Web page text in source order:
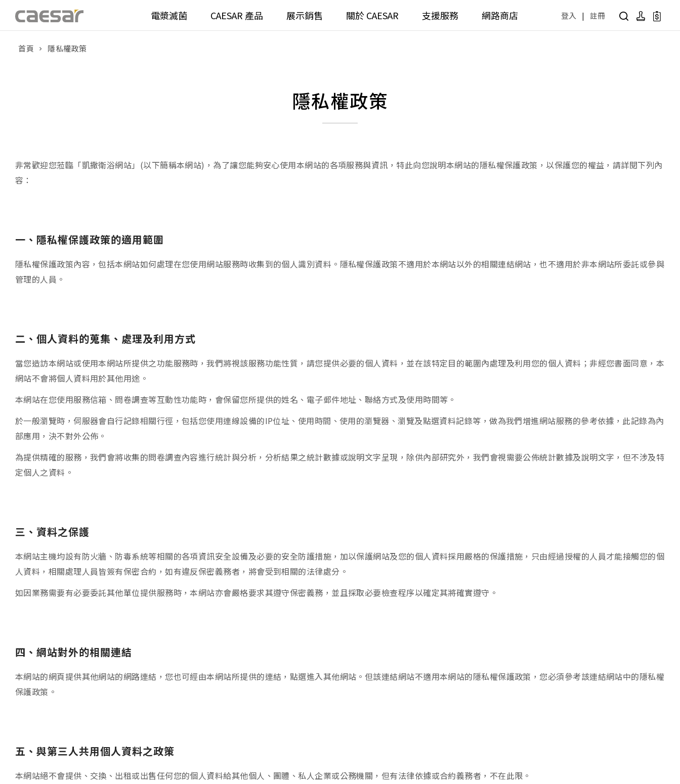
電漿滅菌 CAESAR 產品
⼿持蓮蓬頭
浴缸
展示銷售 關於 CAESAR 支援服務 網路商店 登入 | 註冊
首頁 隱私權政策
隱私權政策
非常歡迎您蒞臨「凱撒衛浴網站」(以下簡稱本網站)，為了讓您能夠安心使用本網站的各項服務與資訊，特此向您說明本網站的隱私權保護政策，以保護您的權益，請詳閱下列內
容：
一、隱私權保護政策的適用範圍
隱私權保護政策內容，包括本網站如何處理在您使用網站服務時收集到的個人識別資料。隱私權保護政策不適用於本網站以外的相關連結網站，也不適用於非本網站所委託或參與
管理的人員。
二、個人資料的蒐集、處理及利用方式
當您造訪本網站或使用本網站所提供之功能服務時，我們將視該服務功能性質，請您提供必要的個人資料，並在該特定目的範圍內處理及利用您的個人資料；非經您書面同意，本
網站不會將個人資料用於其他用途。
本網站在您使用服務信箱、問卷調查等互動性功能時，會保留您所提供的姓名、電子郵件地址、聯絡方式及使用時間等。
於一般瀏覽時，伺服器會自行記錄相關行徑，包括您使用連線設備的IP位址、使用時間、使用的瀏覽器、瀏覽及點選資料記錄等，做為我們增進網站服務的參考依據，此記錄為內
部應用，決不對外公佈。
為提供精確的服務，我們會將收集的問卷調查內容進行統計與分析，分析結果之統計數據或說明文字呈現，除供內部研究外，我們會視需要公佈統計數據及說明文字，但不涉及特
定個人之資料。
三、資料之保護
本網站主機均設有防火牆、防毒系統等相關的各項資訊安全設備及必要的安全防護措施，加以保護網站及您的個人資料採用嚴格的保護措施，只由經過授權的人員才能接觸您的個
人資料，相關處理人員皆簽有保密合約，如有違反保密義務者，將會受到相關的法律處分。
如因業務需要有必要委託其他單位提供服務時，本網站亦會嚴格要求其遵守保密義務，並且採取必要檢查程序以確定其將確實遵守。
四、網站對外的相關連結
本網站的網頁提供其他網站的網路連結，您也可經由本網站所提供的連結，點選進入其他網站。但該連結網站不適用本網站的隱私權保護政策，您必須參考該連結網站中的隱私權
保護政策。
五、與第三人共用個人資料之政策
本網站絕不會提供、交換、出租或出售任何您的個人資料給其他個人、團體、私人企業或公務機關，但有法律依據或合約義務者，不在此限。